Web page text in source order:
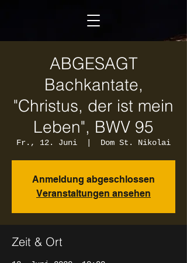
ABGESAGT
Bachkantate,
"Christus, der ist mein
Leben", BWV 95
Fr., 12. Juni Dom St. Nikolai
Anmeldung abgeschlossen
Veranstaltungen ansehen
Zeit & Ort